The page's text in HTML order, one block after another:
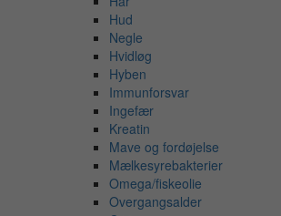
Hud
Negle
Hvidløg
Hyben
Immunforsvar
Ingefær
Kreatin
Mave og fordøjelse
Mælkesyrebakterier
Omega/fiskeolie
Overgangsalder